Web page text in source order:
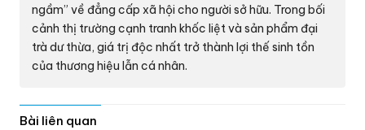
ngầm” về đẳng cấp xã hội cho người sở hữu. Trong bối
cảnh thị trường cạnh tranh khốc liệt và sản phẩm đại
trà dư thừa, giá trị độc nhất trở thành lợi thế sinh tồn
của thương hiệu lẫn cá nhân.
Bài liên quan